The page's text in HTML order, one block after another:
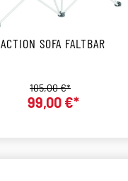
ACTION SOFA FALTBAR
Verkaufspreis:
99,00 €*
Regulärer Preis:
105,00 €*